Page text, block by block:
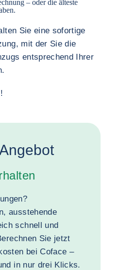
– oder die älteste
Sie eine sofortige
mit der Sie die
entsprechend Ihrer
ausstehende
schnell und
Sie jetzt
bei Coface –
in nur drei Klicks.